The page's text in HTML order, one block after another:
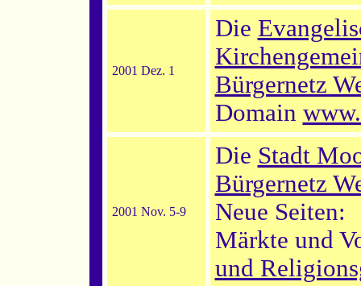
2001 Dez. 1
Die
Bürgernetz
Domain
2001 Nov. 5-9
Die Stadt
Bürgernetz
Neue Seiten:
Märkte und
und